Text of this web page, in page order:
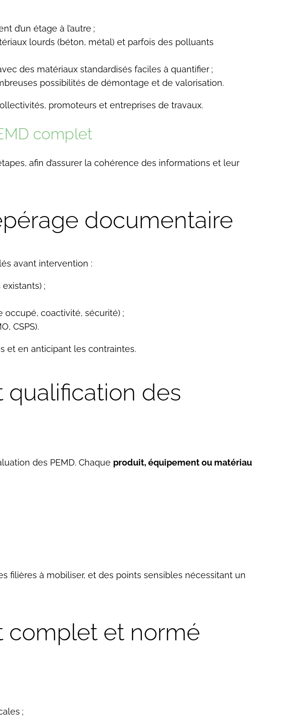
d’un étage à l’autre ;
lourds (béton, métal) et parfois des polluants
des matériaux standardisés faciles à quantifier ;
possibilités de démontage et de valorisation.
promoteurs et entreprises de travaux.
complet
afin d’assurer la cohérence des informations et leur
documentaire
avant intervention :
;
occupé, coactivité, sécurité) ;
CSPS).
et en anticipant les contraintes.
qualification des
des PEMD. Chaque produit, équipement ou matériau
filières à mobiliser, et des points sensibles nécessitant un
complet et normé
;